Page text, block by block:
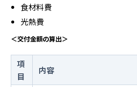
食材料費
光熱費
＜交付金額の算出＞
項
目
内容